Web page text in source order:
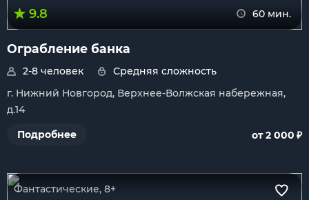
9.8 60 мин.
Ограбление банка
2-8 человек
Средняя сложность
г. Нижний Новгород, Верхнее-Волжская набережная,
д.14
Подробнее
от 2 000 ₽
Фантастические, 8+